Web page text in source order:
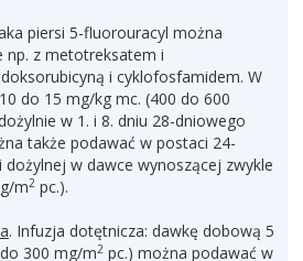
piersi 5-fluorouracyl można
np. z metotreksatem i
i cyklofosfamidem. W
do 15 mg/kg mc. (400 do 600
w 1. i 8. dniu 28-dniowego
także podawać w postaci 24-
dożylnej w dawce wynoszącej zwykle
m2 pc.).
. Infuzja dotętnicza: dawkę dobową 5
300 mg/m2 pc.) można podawać w